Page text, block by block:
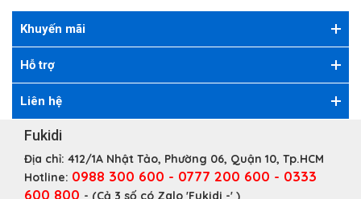
Khuyến mãi
Hỗ trợ
Liên hệ
Fukidi
Địa chỉ: 412/1A Nhật Tảo, Phường 06, Quận 10, Tp.HCM
Hotline: 0988 300 600 - 0777 200 600 - 0333
600 800 - (Cả 3 số có Zalo 'Fukidi -' )